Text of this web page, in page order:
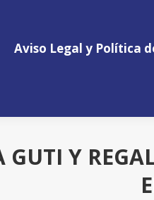
Aviso Legal y Política
GUTI Y